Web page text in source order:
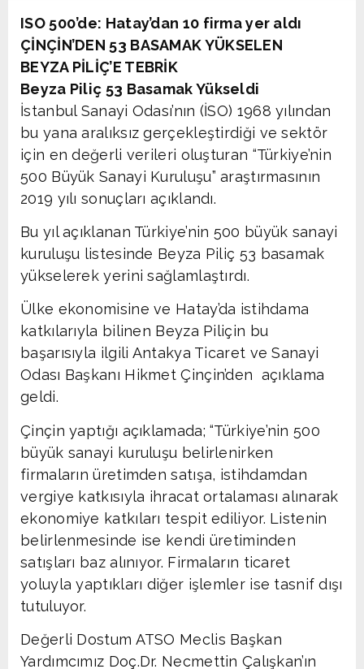
ISO 500’de: Hatay’dan 10 firma yer aldı
ÇİNÇİN’DEN 53 BASAMAK YÜKSELEN
BEYZA PİLİÇ’E TEBRİK
Beyza Piliç 53 Basamak Yükseldi
İstanbul Sanayi Odası’nın (İSO) 1968 yılından
bu yana aralıksız gerçekleştirdiği ve sektör
için en değerli verileri oluşturan “Türkiye’nin
500 Büyük Sanayi Kuruluşu” araştırmasının
2019 yılı sonuçları açıklandı.
Bu yıl açıklanan Türkiye’nin 500 büyük sanayi
kuruluşu listesinde Beyza Piliç 53 basamak
yükselerek yerini sağlamlaştırdı.
Ülke ekonomisine ve Hatay’da istihdama
katkılarıyla bilinen Beyza Piliçin bu
başarısıyla ilgili Antakya Ticaret ve Sanayi
Odası Başkanı Hikmet Çinçin’den açıklama
geldi.
Çinçin yaptığı açıklamada; “Türkiye’nin 500
büyük sanayi kuruluşu belirlenirken
firmaların üretimden satışa, istihdamdan
vergiye katkısıyla ihracat ortalaması alınarak
ekonomiye katkıları tespit ediliyor. Listenin
belirlenmesinde ise kendi üretiminden
satışları baz alınıyor. Firmaların ticaret
yoluyla yaptıkları diğer işlemler ise tasnif dışı
tutuluyor.
Değerli Dostum ATSO Meclis Başkan
Yardımcımız Doç.Dr. Necmettin Çalışkan’ın